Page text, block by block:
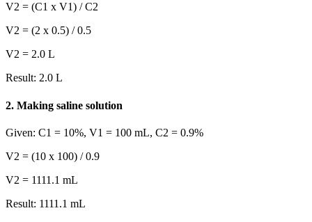
V2 = (C1 x V1) / C2
V2 = (2 x 0.5) / 0.5
V2 = 2.0 L
Result: 2.0 L
2. Making saline solution
Given: C1 = 10%, V1 = 100 mL, C2 = 0.9%
V2 = (10 x 100) / 0.9
V2 = 1111.1 mL
Result: 1111.1 mL